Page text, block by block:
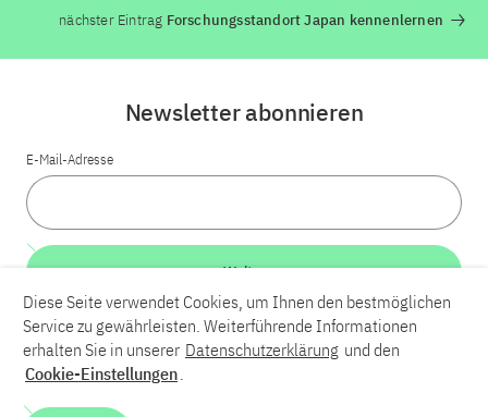
nächster Eintrag Forschungsstandort Japan kennenlernen
LinkedInBlueskyYouTube
Newsletter abonnieren
E-Mail-Adresse
Weiter
Diese Seite verwendet Cookies, um Ihnen den bestmöglichen
Service zu gewährleisten. Weiterführende Informationen
erhalten Sie in unserer Datenschutzerklärung und den
Cookie-Einstellungen.